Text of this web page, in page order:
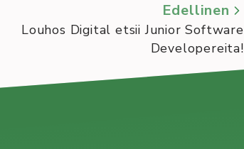
Edellinen
Louhos Digital etsii Junior Software
Developereita!